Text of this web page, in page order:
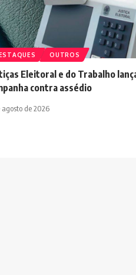
OUTROS
Eleitoral e do Trabalho
contra assédio
agosto de 2026